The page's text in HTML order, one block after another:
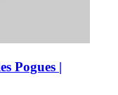
Pogues |